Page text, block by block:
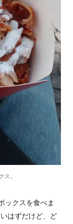
ス。
ックスを食べま
はずだけど、ど